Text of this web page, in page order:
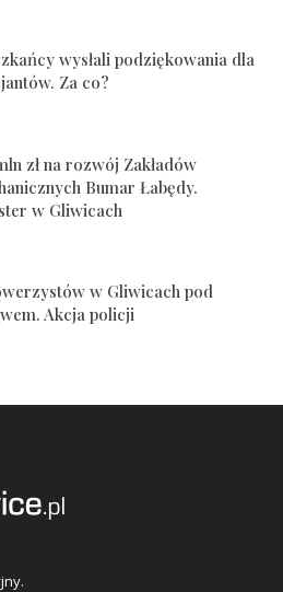
wysłali podziękowania dla
Za co?
zł na rozwój Zakładów
Bumar Łabędy.
w Gliwicach
w Gliwicach pod
Akcja policji